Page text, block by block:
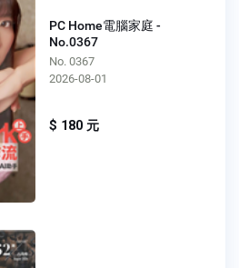
PC Home電腦家庭 -
No.0367
No. 0367
2026-08-01
$ 180 元